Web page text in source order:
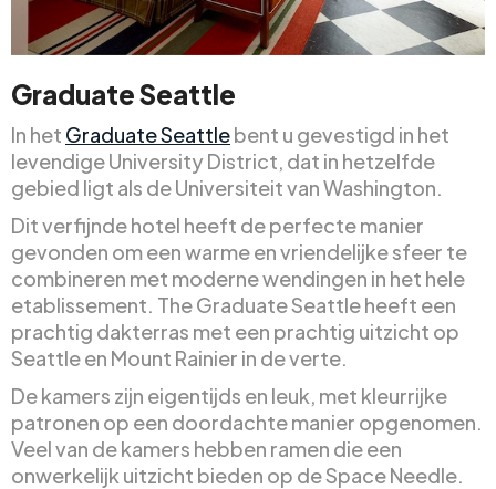
Graduate Seattle
In het Graduate Seattlebent u gevestigd in het
levendige University District, dat in hetzelfde
gebied ligt als de Universiteit van Washington.
Dit verfijnde hotel heeft de perfecte manier
gevonden om een warme en vriendelijke sfeer te
combineren met moderne wendingen in het hele
etablissement. The Graduate Seattle heeft een
prachtig dakterras met een prachtig uitzicht op
Seattle en Mount Rainier in de verte.
De kamers zijn eigentijds en leuk, met kleurrijke
patronen op een doordachte manier opgenomen.
Veel van de kamers hebben ramen die een
onwerkelijk uitzicht bieden op de Space Needle.